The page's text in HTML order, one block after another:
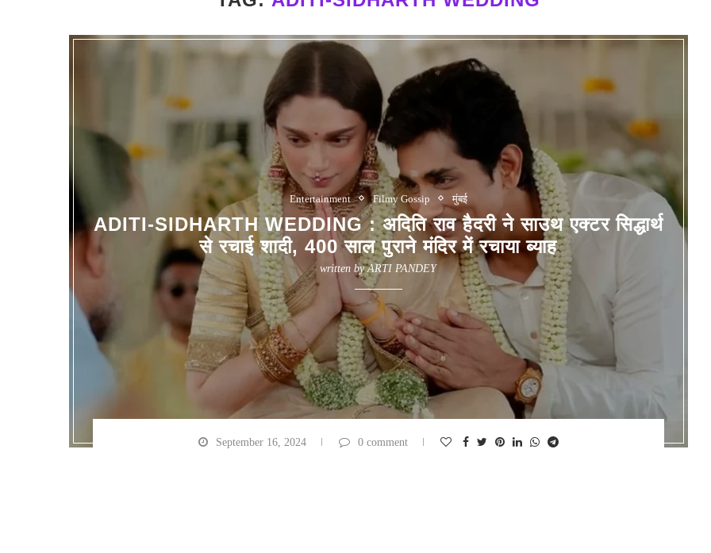
Entertainment Filmy Gossip मुंबई
ADITI-SIDHARTH WEDDING : अदिति राव हैदरी ने साउथ एक्टर सिद्धार्थ
से रचाई शादी, 400 साल पुराने मंदिर में रचाया ब्याह
written byARTI PANDEY
September 16, 2024 0 comment